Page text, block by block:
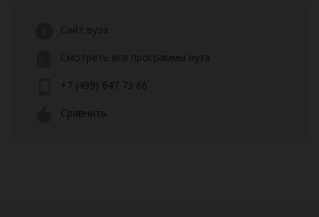
Сайт вуза
Смотреть все программы вуза
+7 (499) 647 73 66
Сравнить